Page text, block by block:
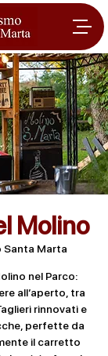
Molino
Santa Marta
nel Parco:
all’aperto, tra
rinnovati e
perfette da
il carretto